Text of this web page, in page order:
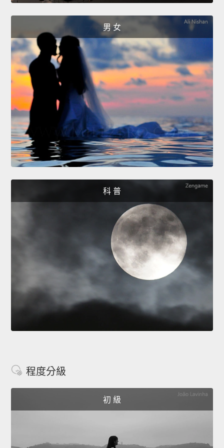
男 女
科 普
程度分級
初 級